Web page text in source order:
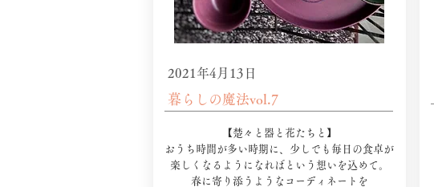
2021年4月13日
​暮らしの魔法vol.7
【楚々と器と花たちと】
おうち時間が多い時期に、少しでも毎日の食卓が
楽しくなるようになればという想いを込めて。
​春に寄り添うようなコーディネートを